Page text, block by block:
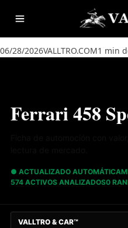
Abrir menú
06/28/2026VALLTRO.COM1 min
Ferrari 458
● ACTUALIZADO
574 ACTIVOS ANALIZADOS0
VALLTRO & CAR™